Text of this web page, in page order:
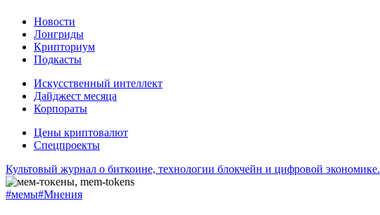
Новости
Лонгриды
Крипториум
Подкасты
Искусственный интеллект
Дайджест месяца
Корпораты
Цены криптовалют
Спецпроекты
Культовый журнал о биткоине, технологии блокчейн и цифровой экономике.
#мемы#Мнения